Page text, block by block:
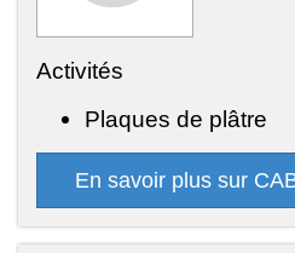
Activités
Plaques de plâtre
En savoir plus sur